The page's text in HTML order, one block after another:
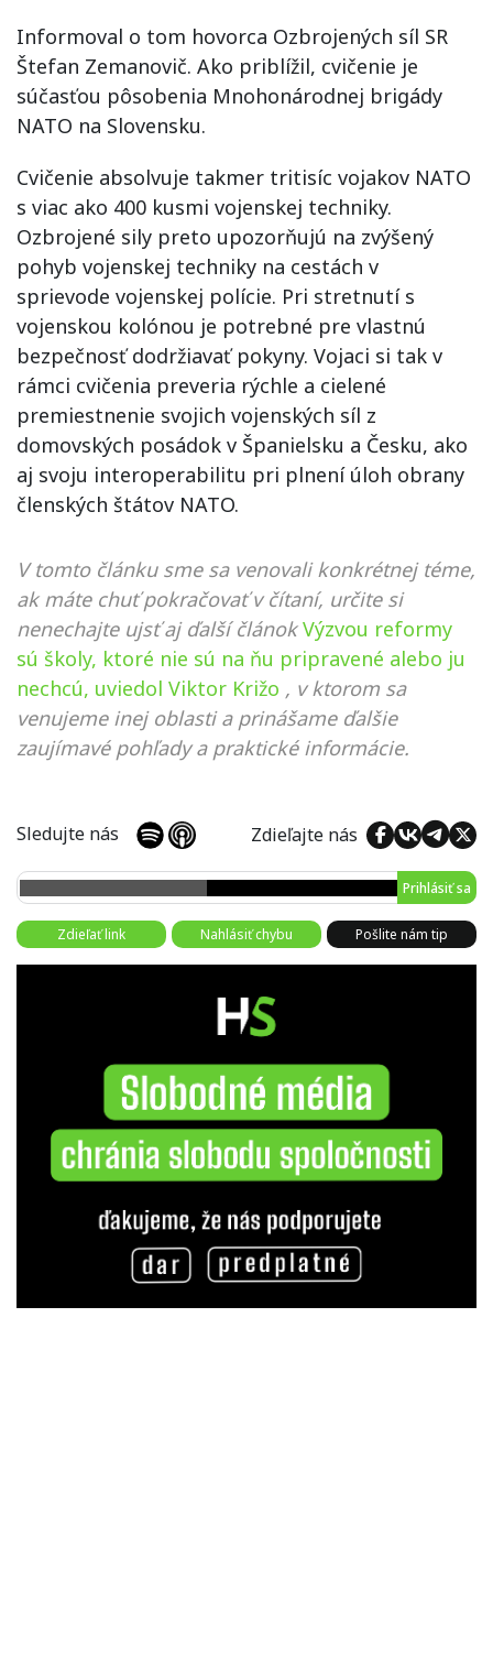
Informoval o tom hovorca Ozbrojených síl SR
Štefan Zemanovič. Ako priblížil, cvičenie je
súčasťou pôsobenia Mnohonárodnej brigády
NATO na Slovensku.
Cvičenie absolvuje takmer tritisíc vojakov NATO
s viac ako 400 kusmi vojenskej techniky.
Ozbrojené sily preto upozorňujú na zvýšený
pohyb vojenskej techniky na cestách v
sprievode vojenskej polície. Pri stretnutí s
vojenskou kolónou je potrebné pre vlastnú
bezpečnosť dodržiavať pokyny. Vojaci si tak v
rámci cvičenia preveria rýchle a cielené
premiestnenie svojich vojenských síl z
domovských posádok v Španielsku a Česku, ako
aj svoju interoperabilitu pri plnení úloh obrany
členských štátov NATO.
V tomto článku sme sa venovali konkrétnej téme,
ak máte chuť pokračovať v čítaní, určite si
nenechajte ujsť aj ďalší článok Výzvou reformy
sú školy, ktoré nie sú na ňu pripravené alebo ju
nechcú, uviedol Viktor Križo , v ktorom sa
venujeme inej oblasti a prinášame ďalšie
zaujímavé pohľady a praktické informácie.
Sledujte nás Zdieľajte nás
Prihlásiť sa
Zdieľať link Nahlásiť chybu Pošlite nám tip